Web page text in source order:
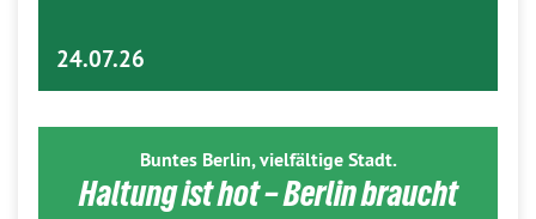
24.07.26
Buntes Berlin, vielfältige Stadt.
Haltung ist hot – Berlin braucht